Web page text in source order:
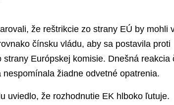
že reštrikcie zo strany EÚ by mohli
čínsku vládu, aby sa postavila proti
Európskej komisie. Dnešná reakcia
žiadne odvetné opatrenia.
uviedlo, že rozhodnutie EK hlboko ľutuje.